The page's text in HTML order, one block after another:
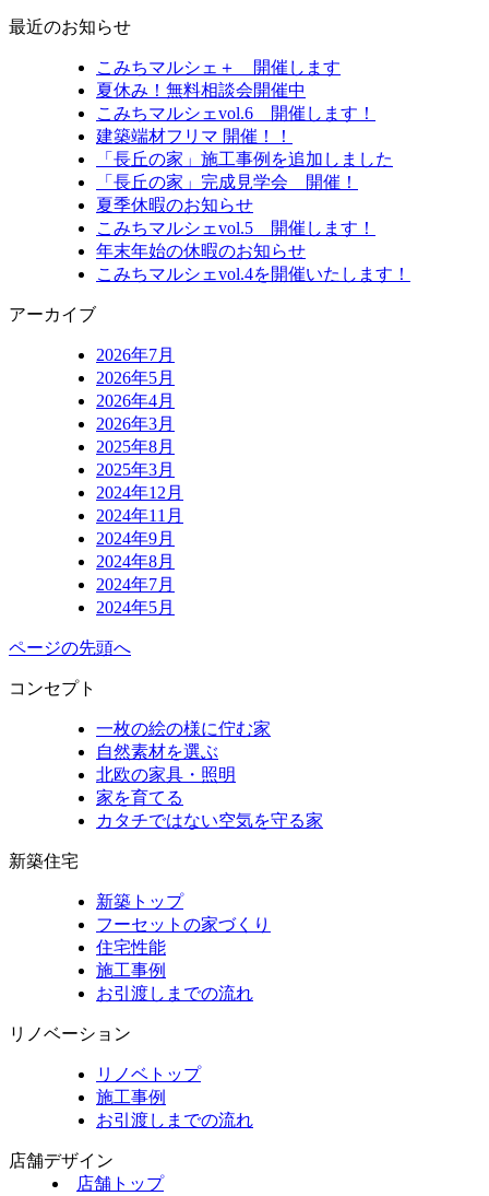
最近のお知らせ
こみちマルシェ＋ 開催します
夏休み！無料相談会開催中
こみちマルシェvol.6 開催します！
建築端材フリマ 開催！！
「長丘の家」施工事例を追加しました
「長丘の家」完成見学会 開催！
夏季休暇のお知らせ
こみちマルシェvol.5 開催します！
年末年始の休暇のお知らせ
こみちマルシェvol.4を開催いたします！
アーカイブ
2026年7月
2026年5月
2026年4月
2026年3月
2025年8月
2025年3月
2024年12月
2024年11月
2024年9月
2024年8月
2024年7月
2024年5月
ページの先頭へ
コンセプト
一枚の絵の様に佇む家
自然素材を選ぶ
北欧の家具・照明
家を育てる
カタチではない空気を守る家
新築住宅
新築トップ
フーセットの家づくり
住宅性能
施工事例
お引渡しまでの流れ
リノベーション
リノベトップ
施工事例
お引渡しまでの流れ
店舗デザイン
店舗トップ